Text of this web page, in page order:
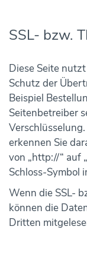
SSL- bzw.
Diese Seite
Schutz der
Beispiel
Seitenbetreiber
erkennen Sie
von „http://“ auf
Schloss-Symbol
Wenn die SSL-
können die
Dritten